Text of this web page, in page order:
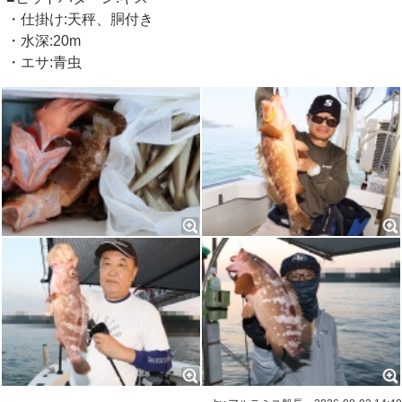
・仕掛け:天秤、胴付き
・水深:20m
・エサ:青虫